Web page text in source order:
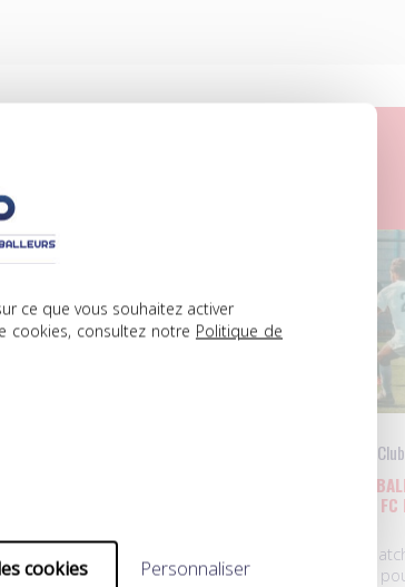
ce que vous souhaitez activer
cookies, consultez notre Politique de
cookies Personnaliser
UNFP Football Club
L’UNFP
AFFRONTE LE
Septième
préparation